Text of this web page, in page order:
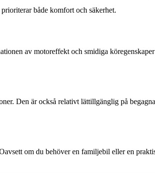
både komfort och säkerhet.
av motoreffekt och smidiga
Den är också relativt lättillgänglig på
om du behöver en familjebil eller en